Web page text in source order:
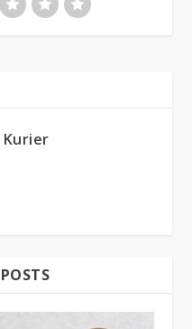
Kurier